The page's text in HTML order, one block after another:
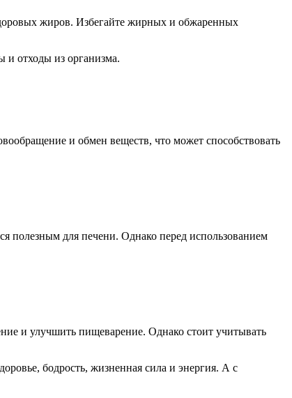
жиров. Избегайте жирных и обжаренных
и отходы из организма.
и обмен веществ, что может способствовать
полезным для печени. Однако перед использованием
и улучшить пищеварение. Однако стоит учитывать
бодрость, жизненная сила и энергия. А с